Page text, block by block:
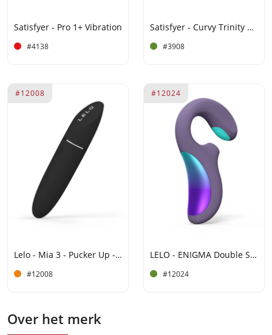
Satisfyer - Pro 1+ Vibration
#4138
Satisfyer - Curvy Trinity 4 - 3-in-1 Vibrator - Zwart
#3908
#12008
Lelo - Mia 3 - Pucker Up - Zwart
#12008
#12024
LELO - ENIGMA Double Sonic - Drievoudige stimulatie - App-bediening - Cyber ​​Purple
#12024
Over het merk